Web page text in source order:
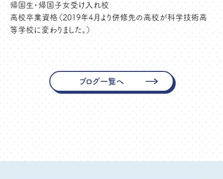
帰国生・帰国子女受け入れ校
高校卒業資格（2019年4月より併修先の高校が科学技術高
等学校に変わりました。）
ブログ一覧へ